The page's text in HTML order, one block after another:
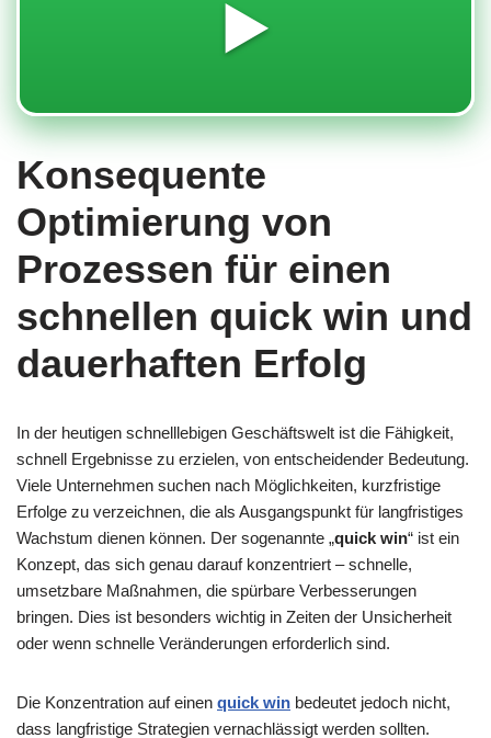
▶️
Konsequente
Optimierung von
Prozessen für einen
schnellen quick win und
dauerhaften Erfolg
In der heutigen schnelllebigen Geschäftswelt ist die Fähigkeit,
schnell Ergebnisse zu erzielen, von entscheidender Bedeutung.
Viele Unternehmen suchen nach Möglichkeiten, kurzfristige
Erfolge zu verzeichnen, die als Ausgangspunkt für langfristiges
Wachstum dienen können. Der sogenannte „quick win“ ist ein
Konzept, das sich genau darauf konzentriert – schnelle,
umsetzbare Maßnahmen, die spürbare Verbesserungen
bringen. Dies ist besonders wichtig in Zeiten der Unsicherheit
oder wenn schnelle Veränderungen erforderlich sind.
Die Konzentration auf einen quick win bedeutet jedoch nicht,
dass langfristige Strategien vernachlässigt werden sollten.